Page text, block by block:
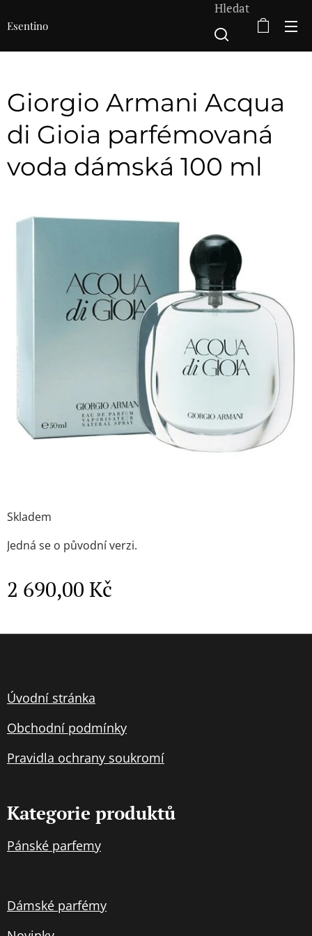
Esentino
Hledat
Giorgio Armani Acqua
di Gioia parfémovaná
voda dámská 100 ml
Skladem
Jedná se o původní verzi.
2 690,00 Kč
Úvodní stránka
Obchodní podmínky
Pravidla ochrany soukromí
Kategorie produktů
Pánské parfemy
Dámské parfémy